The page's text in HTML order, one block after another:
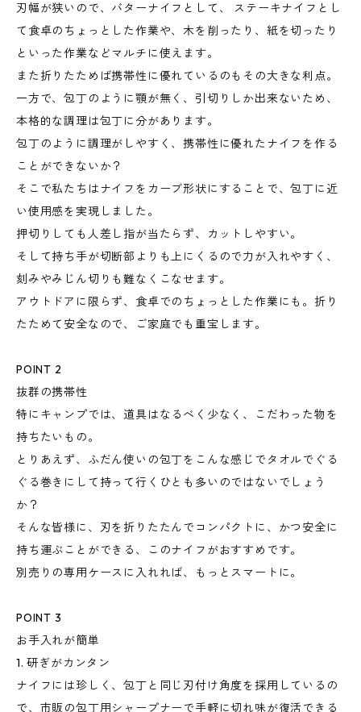
刃幅が狭いので、バターナイフとして、 ステーキナイフとし
て食卓のちょっとした作業や、木を削ったり、紙を切ったり
といった作業などマルチに使えます。
また折りたためば携帯性に優れているのもその大きな利点。
一方で、包丁のように顎が無く、引切りしか出来ないため、
本格的な調理は包丁に分があります。
包丁のように調理がしやすく、携帯性に優れたナイフを作る
ことができないか？
そこで私たちはナイフをカーブ形状にすることで、包丁に近
い使用感を実現しました。
押切りしても人差し指が当たらず、カットしやすい。
そして持ち手が切断部よりも上にくるので力が入れやすく、
刻みやみじん切りも難なくこなせます。
アウトドアに限らず、食卓でのちょっとした作業にも。折り
たためて安全なので、ご家庭でも重宝します。
POINT 2
抜群の携帯性
特にキャンプでは、道具はなるべく少なく、こだわった物を
持ちたいもの。
とりあえず、ふだん使いの包丁をこんな感じでタオルでぐる
ぐる巻きにして持って行くひとも多いのではないでしょう
か？
そんな皆様に、刃を折りたたんでコンパクトに、かつ安全に
持ち運ぶことができる、このナイフがおすすめです。
別売りの専用ケースに入れれば、もっとスマートに。
POINT 3
お手入れが簡単
1. 研ぎがカンタン
ナイフには珍しく、包丁と同じ刃付け角度を採用しているの
で、市販の包丁用シャープナーで手軽に切れ味が復活できる